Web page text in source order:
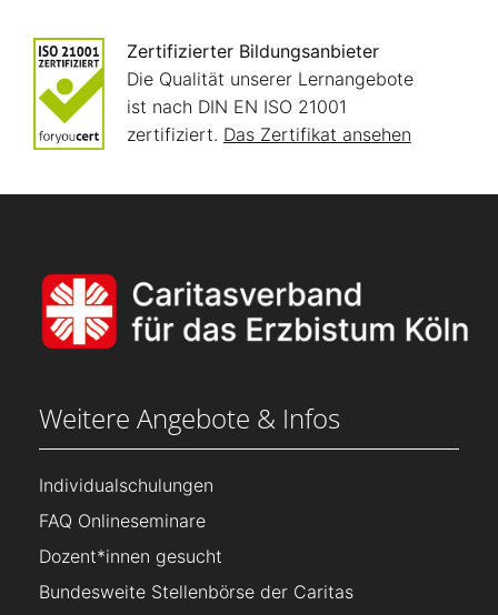
Zertifizierter Bildungsanbieter
Die Qualität unserer Lernangebote
ist nach DIN EN ISO 21001
zertifiziert. Das Zertifikat ansehen
Weitere Angebote & Infos
Individualschulungen
FAQ Onlineseminare
Dozent*innen gesucht
Bundesweite Stellenbörse der Caritas